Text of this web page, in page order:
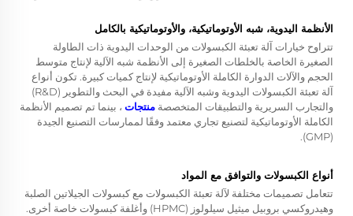
الأنظمة اليدوية، شبه الأوتوماتيكية، والأوتوماتيكية بالكامل
تتراوح خيارات آلة تعبئة الكبسولات من الوحدات اليدوية ذات الطاولة
الصغيرة الخاصة بالخلطات الصغيرة إلى الأنظمة شبه الآلية لإنتاج متوسط
الحجم والآلات الدوارة الكاملة الأوتوماتيكية لإنتاج كميات كبيرة. تكون أنواع
آلة تعبئة الكبسولات اليدوية وشبه الآلية مفيدة في البحث والتطوير (R&D)
والتجارب السريرية والتطبيقات المتخصصة منتجات ، بينما تم تصميم الأنظمة
الكاملة الأوتوماتيكية لتصنيع تجاري معتمد وفقًا لممارسات التصنيع الجيدة
(GMP).
أنواع الكبسولات والتوافق مع المواد
تتعامل تصميمات مختلفة لآلة تعبئة الكبسولات مع كبسولات الجيلاتين الصلبة
وهيدروكسي بروبيل ميثيل سيلولوز (HPMC) وأغلفة كبسولات خاصة أخرى.